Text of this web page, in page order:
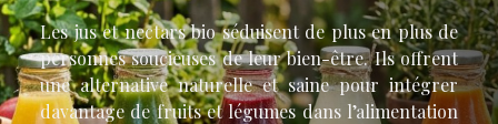
Les jus et nectars bio séduisent de plus en plus de
personnes soucieuses de leur bien-être. Ils offrent
une alternative naturelle et saine pour intégrer
davantage de fruits et légumes dans l’alimentation